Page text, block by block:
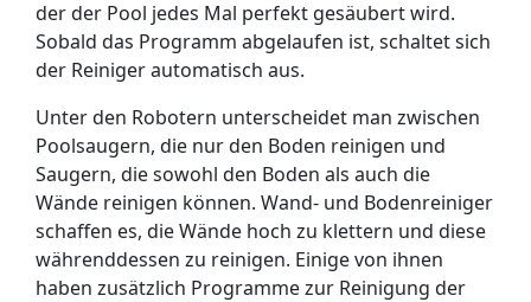
der der Pool jedes Mal perfekt gesäubert wird.
Sobald das Programm abgelaufen ist, schaltet sich
der Reiniger automatisch aus.
Unter den Robotern unterscheidet man zwischen
Poolsaugern, die nur den Boden reinigen und
Saugern, die sowohl den Boden als auch die
Wände reinigen können. Wand- und Bodenreiniger
schaffen es, die Wände hoch zu klettern und diese
währenddessen zu reinigen. Einige von ihnen
haben zusätzlich Programme zur Reinigung der